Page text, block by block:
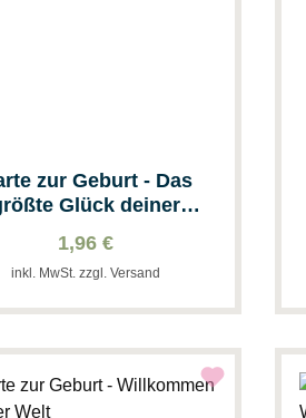
zur Geburt - Das
Glück deiner
1,96 €
inkl. MwSt. zzgl. Versand